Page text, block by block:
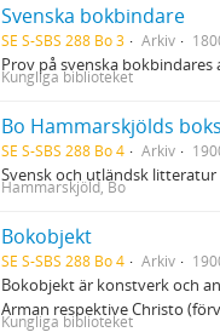
Svenska bokbindare
SE S-SBS 288 Bo 3 Arkiv
Prov på svenska bokbindares
Kungliga biblioteket
Bo Hammarskjölds
SE S-SBS 288 Bo 4 Arkiv
Svensk och utländsk litteratur
Hammarskjöld, Bo
Bokobjekt
SE S-SBS 288 Bo 4 Arkiv
Bokobjekt är konstverk och
Arman respektive Christo
Kungliga biblioteket